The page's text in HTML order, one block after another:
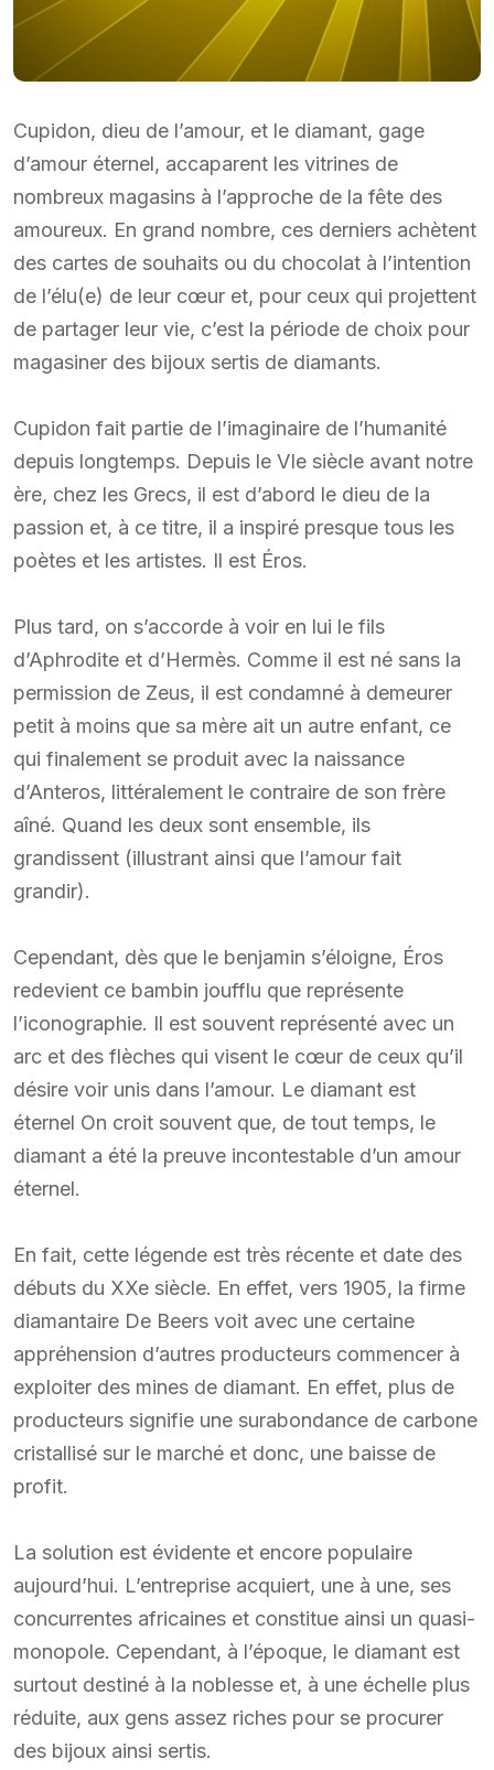
Cupidon, dieu de l’amour, et le diamant, gage
d’amour éternel, accaparent les vitrines de
nombreux magasins à l’approche de la fête des
amoureux. En grand nombre, ces derniers achètent
des cartes de souhaits ou du chocolat à l’intention
de l’élu(e) de leur cœur et, pour ceux qui projettent
de partager leur vie, c’est la période de choix pour
magasiner des bijoux sertis de diamants.
Cupidon fait partie de l’imaginaire de l’humanité
depuis longtemps. Depuis le VIe siècle avant notre
ère, chez les Grecs, il est d’abord le dieu de la
passion et, à ce titre, il a inspiré presque tous les
poètes et les artistes. Il est Éros.
Plus tard, on s’accorde à voir en lui le fils
d’Aphrodite et d’Hermès. Comme il est né sans la
permission de Zeus, il est condamné à demeurer
petit à moins que sa mère ait un autre enfant, ce
qui finalement se produit avec la naissance
d’Anteros, littéralement le contraire de son frère
aîné. Quand les deux sont ensemble, ils
grandissent (illustrant ainsi que l’amour fait
grandir).
Cependant, dès que le benjamin s’éloigne, Éros
redevient ce bambin joufflu que représente
l’iconographie. Il est souvent représenté avec un
arc et des flèches qui visent le cœur de ceux qu’il
désire voir unis dans l’amour. Le diamant est
éternel On croit souvent que, de tout temps, le
diamant a été la preuve incontestable d’un amour
éternel.
En fait, cette légende est très récente et date des
débuts du XXe siècle. En effet, vers 1905, la firme
diamantaire De Beers voit avec une certaine
appréhension d’autres producteurs commencer à
exploiter des mines de diamant. En effet, plus de
producteurs signifie une surabondance de carbone
cristallisé sur le marché et donc, une baisse de
profit.
La solution est évidente et encore populaire
aujourd’hui. L’entreprise acquiert, une à une, ses
concurrentes africaines et constitue ainsi un quasi-
monopole. Cependant, à l’époque, le diamant est
surtout destiné à la noblesse et, à une échelle plus
réduite, aux gens assez riches pour se procurer
des bijoux ainsi sertis.